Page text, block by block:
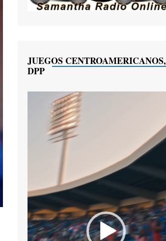
JUEGOS CENTROAMERICANOS,
DPP
Reproductor